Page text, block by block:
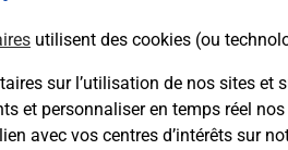
utilisent des cookies (ou
sur l’utilisation de nos sites et
et personnaliser en temps réel
avec vos centres d’intérêts sur
En savoir plus